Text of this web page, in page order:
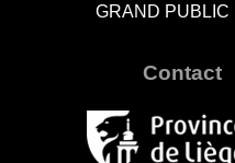
GRAND PUBLIC
Contact